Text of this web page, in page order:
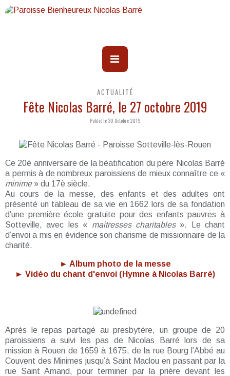
ACTUALITÉ
Fête Nicolas Barré, le 27 octobre 2019
Publié le 30 Octobre 2019
Ce 20è anniversaire de la béatification du père Nicolas Barré
a permis à de nombreux paroissiens de mieux connaître ce «
minime» du 17è siècle.
Au cours de la messe, des enfants et des adultes ont
présenté un tableau de sa vie en 1662 lors de sa fondation
d’une première école gratuite pour des enfants pauvres à
Sotteville, avec les « maitresses charitables». Le chant
d’envoi a mis en évidence son charisme de missionnaire de la
charité.
► Album photo de la messe
► Vidéo du chant d'envoi (Hymne à Nicolas Barré)
Après le repas partagé au presbytère, un groupe de 20
paroissiens a suivi les pas de Nicolas Barré lors de sa
mission à Rouen de 1659 à 1675, de la rue Bourg l’Abbé au
Couvent des Minimes jusqu’à Saint Maclou en passant par la
rue Saint Amand, pour terminer par la prière devant les